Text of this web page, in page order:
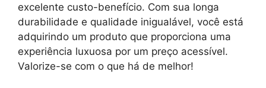
excelente custo-benefício. Com sua longa
durabilidade e qualidade inigualável, você está
adquirindo um produto que proporciona uma
experiência luxuosa por um preço acessível.
Valorize-se com o que há de melhor!